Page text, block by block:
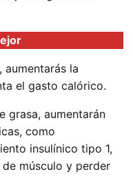
aumentarás la
el gasto calórico.
grasa, aumentarán
como
insulínico tipo 1,
músculo y perder